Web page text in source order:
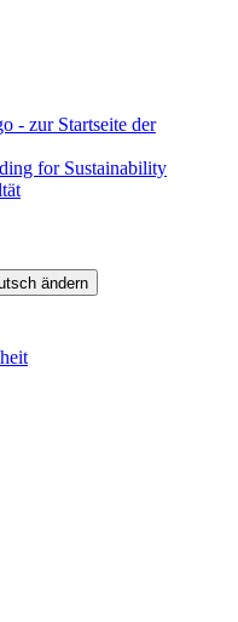
- zur Startseite der
for Sustainability
ändern